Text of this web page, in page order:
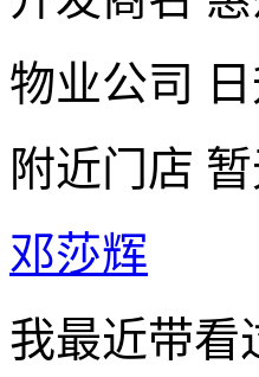
物业公司
附近门店
邓莎辉
我最近带看